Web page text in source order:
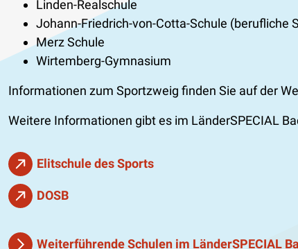
Linden-Realschule
Johann-Friedrich-von-Cotta-Schule (berufliche
Merz Schule
Wirtemberg-Gymnasium
Informationen zum Sportzweig finden Sie auf der
Weitere Informationen gibt es im LänderSPECIAL
Elitschule des Sports
DOSB
Weiterführende Schulen im LänderSPECIAL